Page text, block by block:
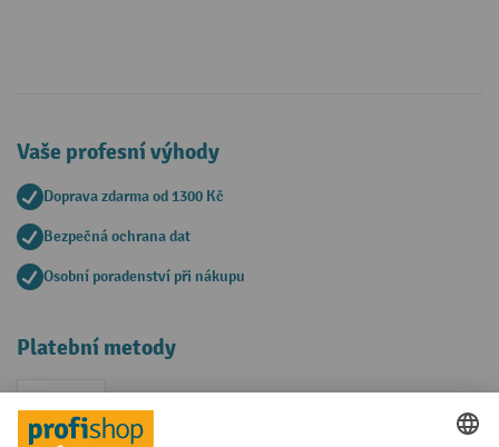
Vaše profesní výhody
Doprava zdarma od 1300 Kč
Bezpečná ochrana dat
Osobní poradenství při nákupu
Platební metody
Faktura